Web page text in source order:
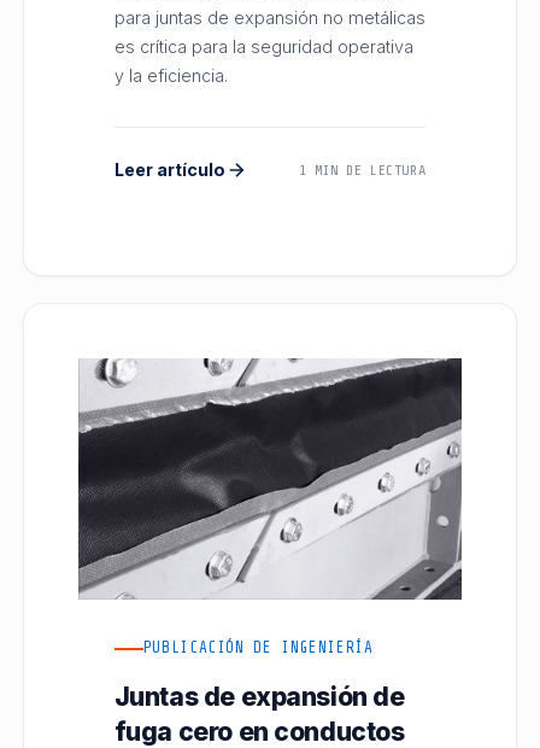
para juntas de expansión no metálicas
es crítica para la seguridad operativa
y la eficiencia.
Leer artículo 1 MIN DE LECTURA
PUBLICACIÓN DE INGENIERÍA
Juntas de expansión de
fuga cero en conductos